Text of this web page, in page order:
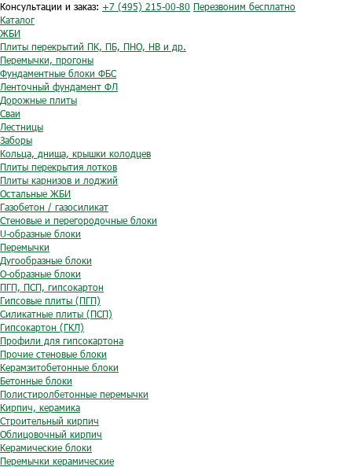
Консультации и заказ: +7 (495) 215-00-80 Перезвоним бесплатно
Каталог
ЖБИ
Плиты перекрытий ПК, ПБ, ПНО, НВ и др.
Перемычки, прогоны
Фундаментные блоки ФБС
Ленточный фундамент ФЛ
Дорожные плиты
Сваи
Лестницы
Заборы
Кольца, днища, крышки колодцев
Плиты перекрытия лотков
Плиты карнизов и лоджий
Остальные ЖБИ
Газобетон / газосиликат
Стеновые и перегородочные блоки
U-образные блоки
Перемычки
Дугообразные блоки
O-образные блоки
ПГП, ПСП, гипсокартон
Гипсовые плиты (ПГП)
Силикатные плиты (ПСП)
Гипсокартон (ГКЛ)
Профили для гипсокартона
Прочие стеновые блоки
Керамзитобетонные блоки
Бетонные блоки
Полистиролбетонные перемычки
Кирпич, керамика
Строительный кирпич
Облицовочный кирпич
Керамические блоки
Перемычки керамические